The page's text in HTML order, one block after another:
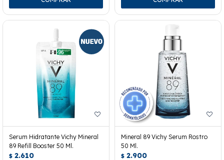
Serum Hidratante Vichy Mineral
89 Refill Booster 50 Ml.
$ 2.610
Mineral 89 Vichy Serum Rostro
50 Ml.
$ 2.900